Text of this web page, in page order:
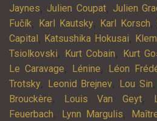
Jaynes, Julien Coupat, Julien
Fučík, Karl Kautsky, Karl Korsch,
Capital, Katsushika Hokusai,
Tsiolkovski, Kurt Cobain, Kurt
Le Caravage, Lénine, Léon
Trotsky, Leonid Brejnev, Lou Sin,
Brouckère, Louis Van Geyt,
Feuerbach, Lynn Margulis,